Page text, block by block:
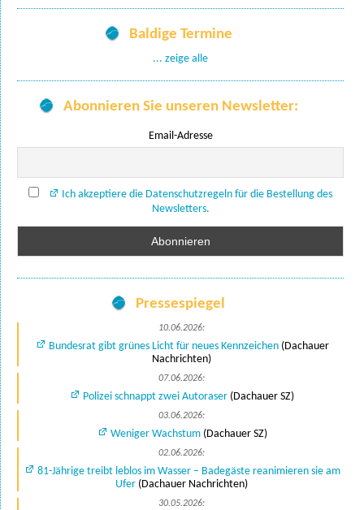
nach:
Baldige Termine
... zeige alle
Abonnieren Sie unseren Newsletter:
Email-Adresse
Ich akzeptiere die Datenschutzregeln für die Bestellung des
Newsletters.
Pressespiegel
10.06.2026:
Bundesrat gibt grünes Licht für neues Kennzeichen(Dachauer
Nachrichten)
07.06.2026:
Polizei schnappt zwei Autoraser (Dachauer SZ)
03.06.2026:
Weniger Wachstum(Dachauer SZ)
02.06.2026:
81-Jährige treibt leblos im Wasser – Badegäste reanimieren sie am
Ufer(Dachauer Nachrichten)
30.05.2026: